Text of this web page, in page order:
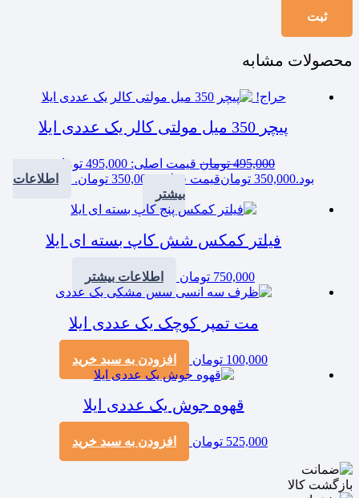
محصولات مشابه
حراج!
پیچر 350 میل مولتی کالر یک عددی ایلا
495,000 تومان
قیمت اصلی: 495,000 تومان
بود.350,000 تومانقیمت فعلی: 350,000 تومان.
اطلاعات
بیشتر
فیلتر کمکس شش کاپ بسته ای ایلا
750,000 تومان اطلاعات بیشتر
مت تمپر کوچک یک عددی ایلا
100,000 تومان افزودن به سبد خرید
قهوه جوش یک عددی ایلا
525,000 تومان افزودن به سبد خرید